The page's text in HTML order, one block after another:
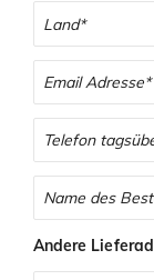
Andere